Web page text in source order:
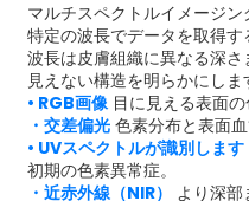
マルチスペクトルイメージ
特定の波長でデータを取得
波長は皮膚組織に異なる深
見えない構造を明らかにしま
• RGB画像目に見える表面の
・交差偏光色素分布と表面血
• UVスペクトルが識別します
初期の色素異常症。
・近赤外線（NIR）
より深